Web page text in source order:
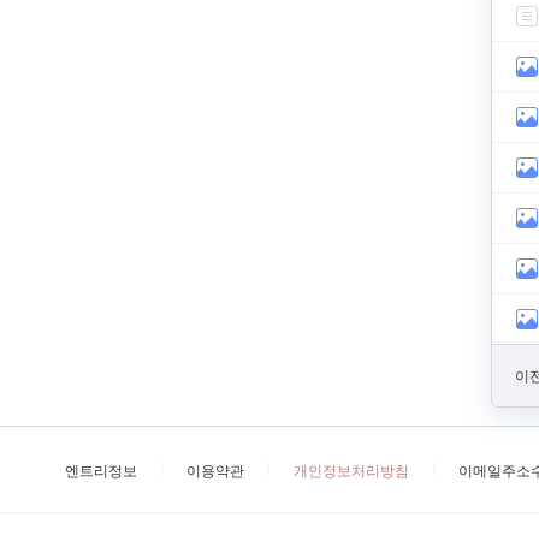
이
엔트리정보 이용약관 개인정보처리방침 이메일주소